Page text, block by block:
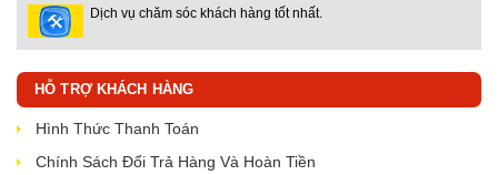
Dịch vụ chăm sóc khách hàng tốt nhất.
HỖ TRỢ KHÁCH HÀNG
Hình Thức Thanh Toán
Chính Sách Đổi Trả Hàng Và Hoàn Tiền